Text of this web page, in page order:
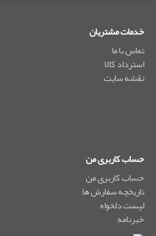
خدمات مشتریان
تماس با ما
استرداد کالا
نقشه سایت
حساب کاربری من
حساب کاربری من
تاریخچه سفارش ها
لیست دلخواه
خبرنامه